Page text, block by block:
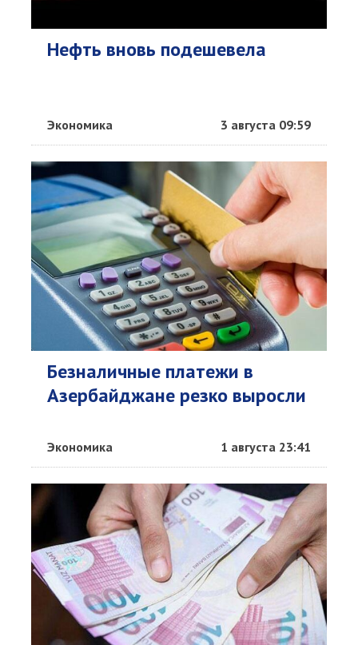
Нефть вновь подешевела
Экономика 3 августа 09:59
Безналичные платежи в
Азербайджане резко выросли
Экономика 1 августа 23:41